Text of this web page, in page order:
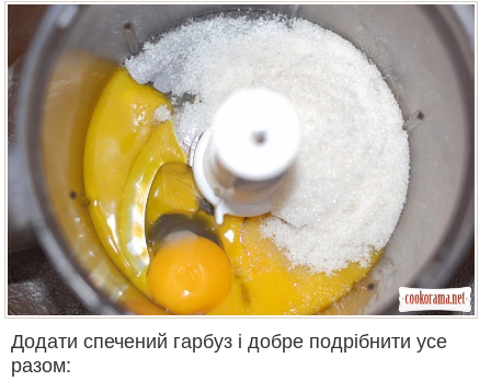
Додати спечений гарбуз і добре подрібнити усе
разом: